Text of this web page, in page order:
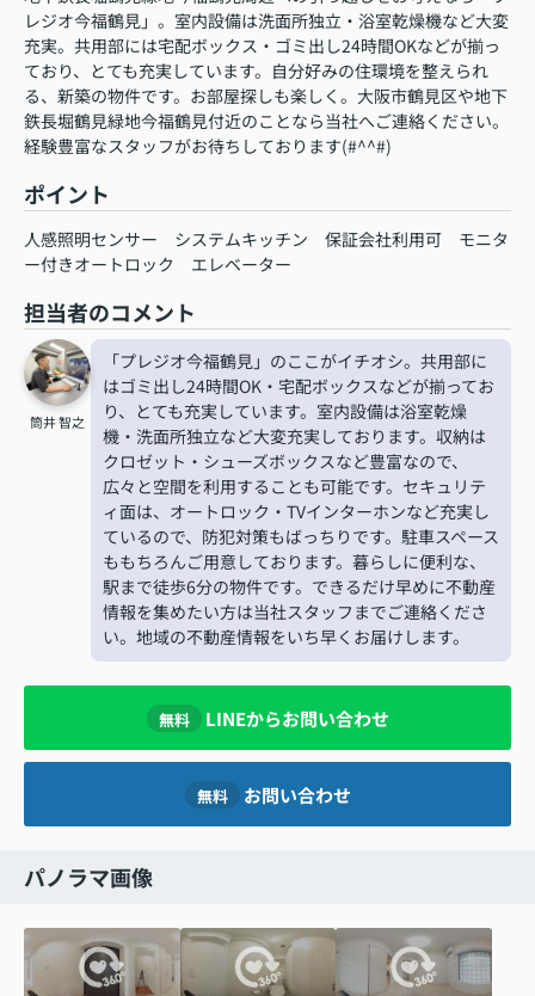
レジオ今福鶴見」。室内設備は洗面所独立・浴室乾燥機など大変
充実。共用部には宅配ボックス・ゴミ出し24時間OKなどが揃っ
ており、とても充実しています。自分好みの住環境を整えられ
る、新築の物件です。お部屋探しも楽しく。大阪市鶴見区や地下
鉄長堀鶴見緑地今福鶴見付近のことなら当社へご連絡ください。
経験豊富なスタッフがお待ちしております(#^^#)
ポイント
人感照明センサー システムキッチン 保証会社利用可
モニタ
ー付きオートロック
エレベーター
担当者のコメント
筒井 智之
「プレジオ今福鶴見」のここがイチオシ。共用部に
はゴミ出し24時間OK・宅配ボックスなどが揃ってお
り、とても充実しています。室内設備は浴室乾燥
機・洗面所独立など大変充実しております。収納は
クロゼット・シューズボックスなど豊富なので、
広々と空間を利用することも可能です。セキュリテ
ィ面は、オートロック・TVインターホンなど充実し
ているので、防犯対策もばっちりです。駐車スペース
ももちろんご用意しております。暮らしに便利な、
駅まで徒歩6分の物件です。できるだけ早めに不動産
情報を集めたい方は当社スタッフまでご連絡くださ
い。地域の不動産情報をいち早くお届けします。
無料 LINEからお問い合わせ
無料 お問い合わせ
パノラマ画像